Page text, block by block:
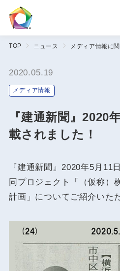
TOP ニュース メディア情報に
2020.05.19
メディア情報
『建通新聞』2020
載されました！
『建通新聞』2020年5月11
同プロジェクト「（仮称）
計画」についてご紹介いた